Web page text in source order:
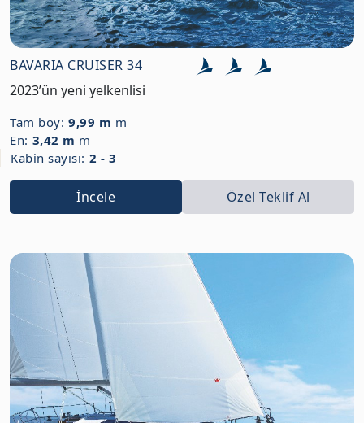
BAVARIA CRUISER 34
2023’ün yeni yelkenlisi
Tam boy: 9,99 m m
En: 3,42 m m
Kabin sayısı: 2 - 3
İncele Özel Teklif Al